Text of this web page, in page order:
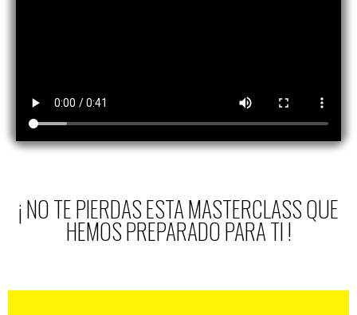
¡ NO TE PIERDAS ESTA MASTERCLASS QUE
HEMOS PREPARADO PARA TI !